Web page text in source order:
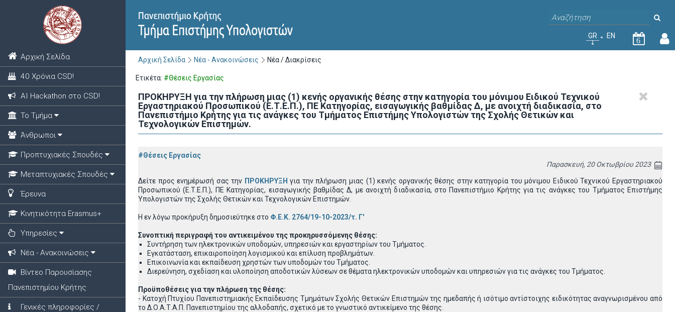
Αρχική Σελίδα
40 Χρόνια CSD!
ΑΙ Hackathon στο CSD!
Το Τμήμα
Άνθρωποι
Προπτυχιακές Σπουδές
Μεταπτυχιακές Σπουδές
Έρευνα
Κινητικότητα Erasmus+
Υπηρεσίες
Νέα - Ανακοινώσεις
Βίντεο Παρουσίασης
Πανεπιστημίου Κρήτης
Γενικές πληροφορίες /
GR EN
6
Αρχική Σελίδα Νέα - Ανακοινώσεις Νέα / Διακρίσεις
Ετικέτα: #Θέσεις Εργασίας
ΠΡΟΚΗΡΥΞΗ για την πλήρωση μιας (1) κενής οργανικής θέσης στην κατηγορία του μόνιμου Ειδικού Τεχνικού
Εργαστηριακού Προσωπικού (Ε.Τ.Ε.Π.), ΠΕ Κατηγορίας, εισαγωγικής βαθμίδας Δ, με ανοιχτή διαδικασία, στο
Πανεπιστήμιο Κρήτης για τις ανάγκες του Τμήματος Επιστήμης Υπολογιστών της Σχολής Θετικών και
Τεχνολογικών Επιστημών.
#Θέσεις Εργασίας
Παρασκευή, 20 Οκτωβρίου 2023
Δείτε προς ενημέρωσή σας την ΠΡΟΚΗΡΥΞΗ για την πλήρωση μιας (1) κενής οργανικής θέσης στην κατηγορία του μόνιμου Ειδικού Τεχνικού Εργαστηριακού
Προσωπικού (Ε.Τ.Ε.Π.), ΠΕ Κατηγορίας, εισαγωγικής βαθμίδας Δ, με ανοιχτή διαδικασία, στο Πανεπιστήμιο Κρήτης για τις ανάγκες του Τμήματος Επιστήμης
Υπολογιστών της Σχολής Θετικών και Τεχνολογικών Επιστημών.
Η εν λόγω προκήρυξη δημοσιεύτηκε στο Φ.Ε.Κ. 2764/19-10-2023/τ. Γ'
Συνοπτική περιγραφή του αντικειμένου της προκηρυσσόμενης θέσης:
Συντήρηση των ηλεκτρονικών υποδομών, υπηρεσιών και εργαστηρίων του Τμήματος.
Εγκατάσταση, επικαιροποίηση λογισμικού και επίλυση προβλημάτων.
Επικοινωνία και εκπαίδευση χρηστών των υποδομών του Τμήματος.
Διερεύνηση, σχεδίαση και υλοποίηση αποδοτικών λύσεων σε θέματα ηλεκτρονικών υποδομών και υπηρεσιών για τις ανάγκες του Τμήματος.
Προϋποθέσεις για την πλήρωση της θέσης:
- Κατοχή Πτυχίου Πανεπιστημιακής Εκπαίδευσης Τμημάτων Σχολής Θετικών Επιστημών της ημεδαπής ή ισότιμο αντίστοιχης ειδικότητας αναγνωρισμένου από
το Δ.Ο.Α.Τ.Α.Π. Πανεπιστημίου της αλλοδαπής, σχετικό με το γνωστικό αντικείμενο της θέσης.